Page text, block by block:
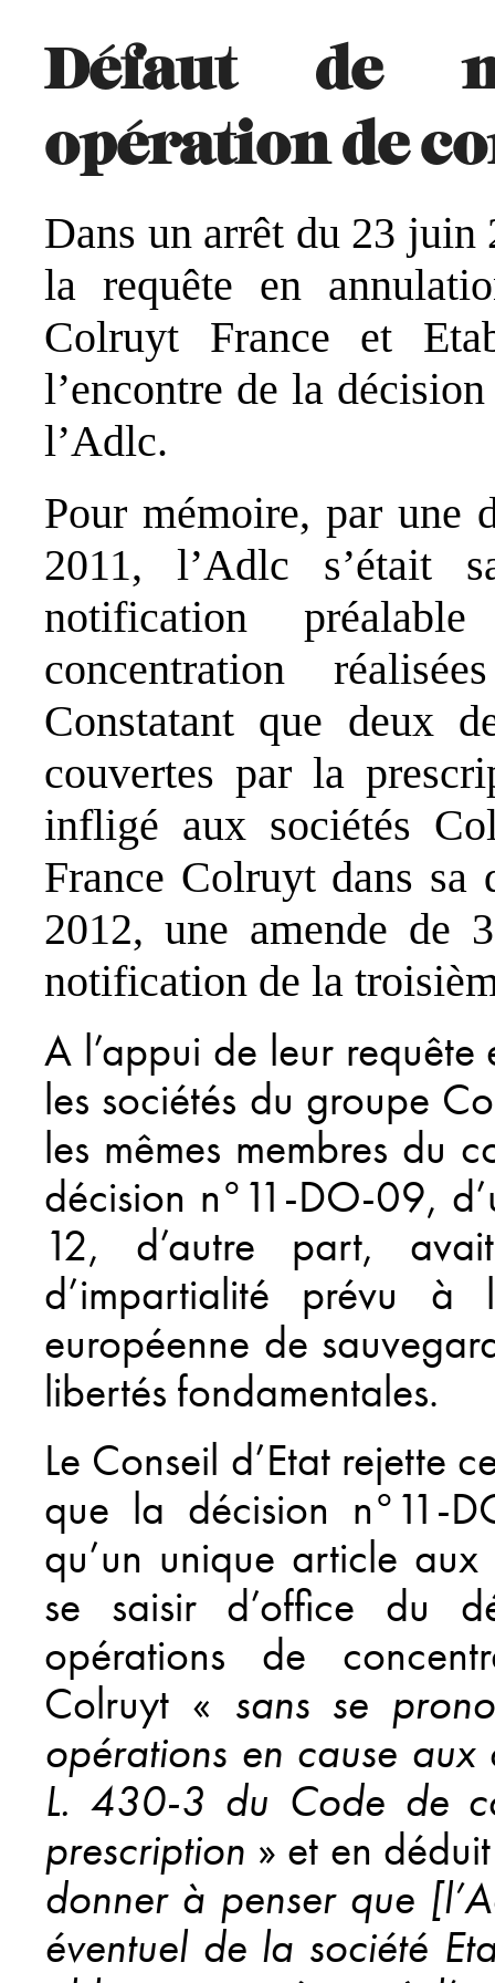
Défaut de
opération de
Dans un arrêt du 23 juin
la requête en
Colruyt France et
l’encontre de la
l’Adlc.
Pour mémoire, par une
2011, l’Adlc s’était
notification
concentration
Constatant que deux
couvertes par la
infligé aux sociétés
France Colruyt dans sa
2012, une amende de
notification de la
A l’appui de leur
les sociétés du groupe
les mêmes membres du
décision n°11-DO-09,
12, d’autre part,
d’impartialité prévu
européenne de
libertés fondamentales.
Le Conseil d’Etat rejette
que la décision n°11-
qu’un unique article
se saisir d’office du
opérations de
Colruyt « sans se
opérations en cause
L. 430-3 du Code de
prescription » et en
donner à penser que
éventuel de la société